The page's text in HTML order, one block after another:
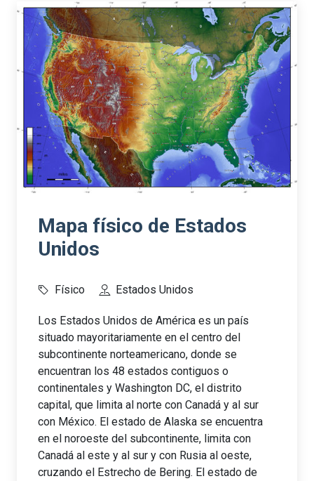
Mapa físico de Estados
Unidos
Físico Estados Unidos
Los Estados Unidos de América es un país
situado mayoritariamente en el centro del
subcontinente norteamericano, donde se
encuentran los 48 estados contiguos o
continentales y Washington DC, el distrito
capital, que limita al norte con Canadá y al sur
con México. El estado de Alaska se encuentra
en el noroeste del subcontinente, limita con
Canadá al este y al sur y con Rusia al oeste,
cruzando el Estrecho de Bering. El estado de